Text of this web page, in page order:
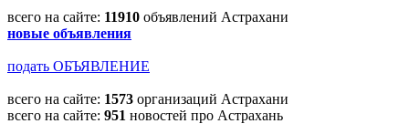
всего на сайте: 11910 объявлений Астрахани
новые объявления
подать ОБЪЯВЛЕНИЕ
всего на сайте: 1573 организаций Астрахани
всего на сайте: 951 новостей про Астрахань